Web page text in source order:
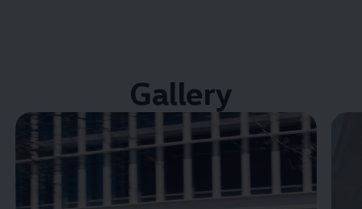
Gallery
Enable fullscreen mode